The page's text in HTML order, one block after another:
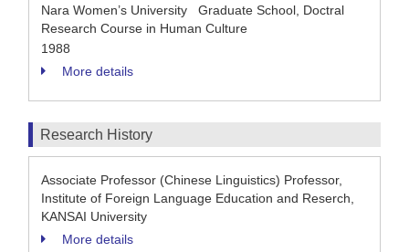
Nara Women’s University Graduate School, Doctral
Research Course in Human Culture
1988
More details
Research History
Associate Professor (Chinese Linguistics) Professor,
Institute of Foreign Language Education and Reserch,
KANSAI University
More details